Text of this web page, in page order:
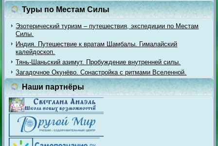
Туры по Местам Силы
Эзотерический туризм – путешествия, экспедиции по Местам
Силы.
Индия. Путешествие к вратам Шамбалы. Гималайский
калейдоскоп.
Тянь-Шаньский азимут. Пробуждение внутренней силы.
Загадочное Окунёво. Сонастройка с ритмами Вселенной.
Наши партнёры